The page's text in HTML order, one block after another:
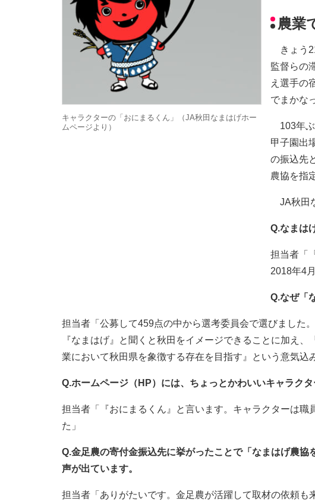
キャラクターの「おにまるくん」（JA秋田なまはげホー
ムページより）
農業
きょう
監督らの
え選手の
でまかな
103年ぶ
甲子園出
の振込先
農協を指
JA秋田
Q.なまは
担当者「
2018年4
Q.なぜ「
担当者「公募して459点の中から選考委員会で選びました
『なまはげ』と聞くと秋田をイメージできることに加え
業において秋田県を象徴する存在を目指す』という意気込
Q.ホームページ（HP）には、ちょっとかわいいキャラク
担当者「『おにまるくん』と言います。キャラクターは職
た」
Q.金足農の寄付金振込先に挙がったことで「なまはげ農協
声が出ています。
担当者「ありがたいです。金足農が活躍して取材の依頼